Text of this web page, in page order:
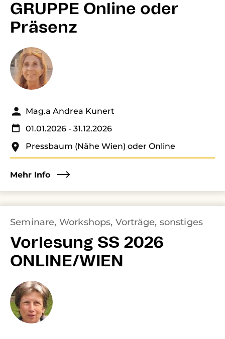
GRUPPE Online oder
Präsenz
Mag.a Andrea Kunert
01.01.2026 - 31.12.2026
Pressbaum (Nähe Wien) oder Online
Mehr Info
Seminare, Workshops, Vorträge, sonstiges
Vorlesung SS 2026
ONLINE/WIEN